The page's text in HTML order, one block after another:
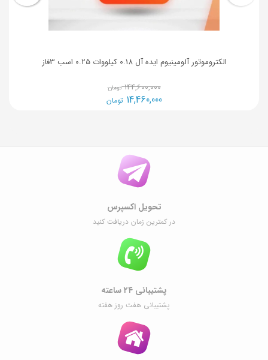
الکتروموتور آلومینیوم ایده آل 0.18 کیلووات 0.25 اسب 3فاز
144,600,000 تومان
14,460,000 تومان
تحویل اکسپرس
در کمترین زمان دریافت کنید
پشتیبانی ۲۴ ساعته
پشتیبانی هفت روز هفته